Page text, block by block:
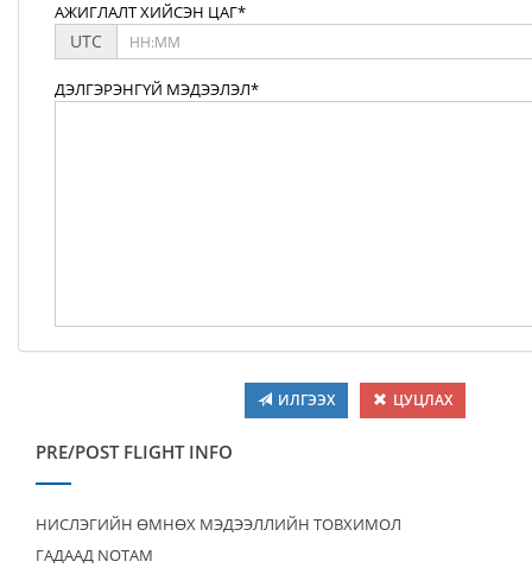
АЖИГЛАЛТ ХИЙСЭН ЦАГ*
UTC
ДЭЛГЭРЭНГҮЙ МЭДЭЭЛЭЛ*
ИЛГЭЭХ ЦУЦЛАХ
PRE/POST FLIGHT INFO
НИСЛЭГИЙН ӨМНӨХ МЭДЭЭЛЛИЙН ТОВХИМОЛ
ГАДААД NOTAM